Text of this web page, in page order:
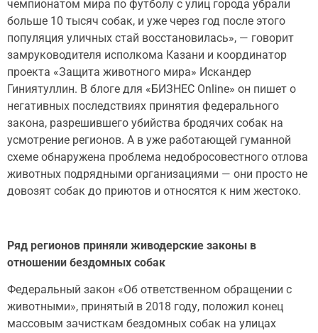
чемпионатом мира по футболу с улиц города убрали
больше 10 тысяч собак, и уже через год после этого
популяция уличных стай восстановилась», — говорит
замруководителя исполкома Казани и координатор
проекта «Защита животного мира» Искандер
Гиниятуллин. В блоге для «БИЗНЕС Online» он пишет о
негативных последствиях принятия федерального
закона, разрешившего убийства бродячих собак на
усмотрение регионов. А в уже работающей гуманной
схеме обнаружена проблема недобросовестного отлова
животных подрядными организациями — они просто не
довозят собак до приютов и относятся к ним жестоко.
Ряд регионов приняли живодерские законы в
отношении бездомных собак
Федеральный закон «Об ответственном обращении с
животными», принятый в 2018 году, положил конец
массовым зачисткам бездомных собак на улицах